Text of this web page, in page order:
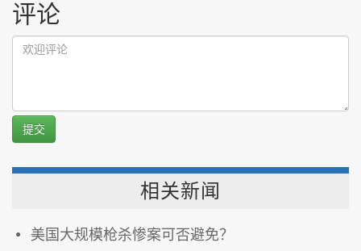
评论
提交
相关新闻
美国大规模枪杀惨案可否避免？